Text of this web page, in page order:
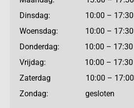
Dinsdag: 10:00 – 17:30
Woensdag: 10:00 – 17:30
Donderdag: 10:00 – 17:30
Vrijdag: 10:00 – 17:30
Zaterdag 10:00 – 17:00
Zondag: gesloten